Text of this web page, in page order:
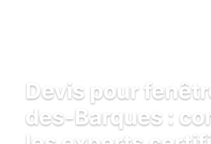
Devis pour
des-Barques :